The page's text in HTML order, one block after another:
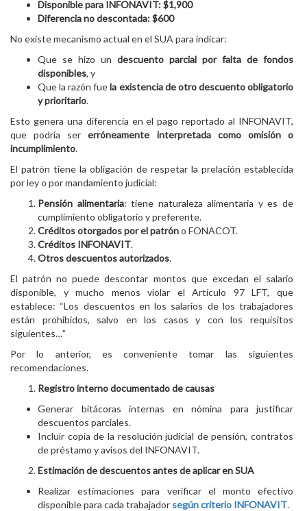
Disponible para INFONAVIT: $1,900
Diferencia no descontada: $600
No existe mecanismo actual en el SUA para indicar:
Que se hizo un descuento parcial por falta de fondos
disponibles, y
Que la razón fuela existencia de otro descuento obligatorio
y prioritario.
Esto genera una diferencia en el pago reportado al INFONAVIT,
que podría sererróneamente interpretada como omisión o
incumplimiento.
El patrón tiene la obligación de respetar la prelación establecida
por ley o por mandamiento judicial:
Pensión alimentaria: tiene naturaleza alimentaria y es de
cumplimiento obligatorio y preferente.
Créditos otorgados por el patróno FONACOT.
Créditos INFONAVIT.
Otros descuentos autorizados.
El patrón no puede descontar montos que excedan el salario
disponible, y mucho menos violar el Artículo 97 LFT, que
establece: “Los descuentos en los salarios de los trabajadores
están prohibidos, salvo en los casos y con los requisitos
siguientes…”
Por lo anterior, es conveniente tomar las siguientes
recomendaciones.
Registro interno documentado de causas
Generar bitácoras internas en nómina para justificar
descuentos parciales.
Incluir copia de la resolución judicial de pensión, contratos
de préstamo y avisos del INFONAVIT.
Estimación de descuentos antes de aplicar en SUA
Realizar estimaciones para verificar el monto efectivo
disponible para cada trabajador según criterio INFONAVIT.